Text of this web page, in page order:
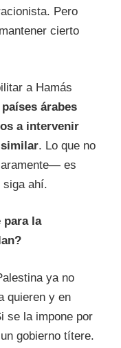
Pero
cierto
a Hamás
árabes
a intervenir
. Lo que no
es
siga ahí.
para la
ya no
quieren y en
se la impone por
gobierno títere.